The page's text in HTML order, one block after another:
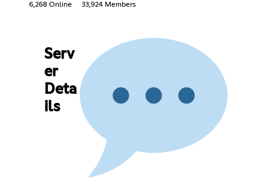
6,268 Online 33,924 Members
Serv
er
Deta
ils